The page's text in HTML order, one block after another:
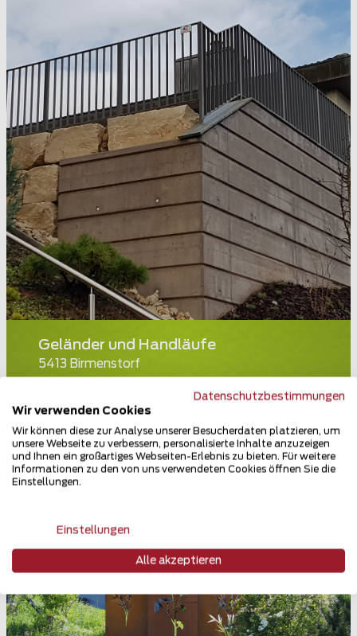
Geländer und Handläufe
5413 Birmenstorf
Teilen
Datenschutzbestimmungen
Wir verwenden Cookies
Wir können diese zur Analyse unserer Besucherdaten platzieren, um
unsere Webseite zu verbessern, personalisierte Inhalte anzuzeigen
und Ihnen ein großartiges Webseiten-Erlebnis zu bieten. Für weitere
Informationen zu den von uns verwendeten Cookies öffnen Sie die
Einstellungen.
Einstellungen
Alle akzeptieren